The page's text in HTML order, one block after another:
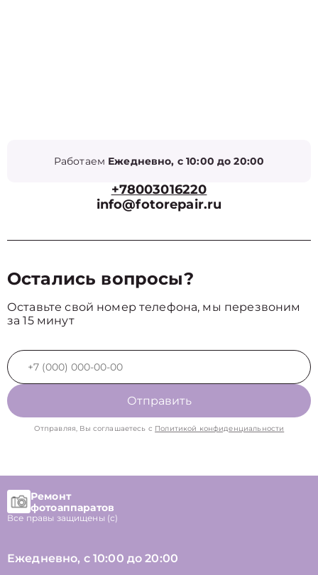
Работаем Ежедневно, с 10:00 до 20:00
+78003016220
info@fotorepair.ru
Остались вопросы?
Оставьте свой номер телефона, мы перезвоним
за 15 минут
Отправить
Отправляя, Вы соглашаетесь с Политикой конфиденциальности
Ремонт
фотоаппаратов
Все правы защищены (с)
Ежедневно, с 10:00 до 20:00